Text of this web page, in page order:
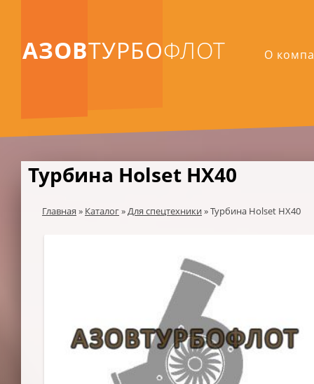
АЗОВТУРБОФЛОТ О
Турбина Holset HX40
Главная » Каталог»Для спецтехники »Турбина Holset HX40